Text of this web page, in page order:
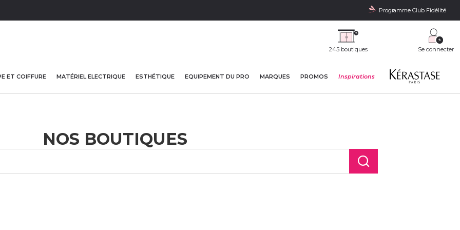
Programme Club Fidélité
245 boutiques Se connecter
ET COIFFURE MATÉRIEL ELECTRIQUE ESTHÉTIQUE EQUIPEMENT DU PRO MARQUES PROMOS Inspirations
NOS BOUTIQUES